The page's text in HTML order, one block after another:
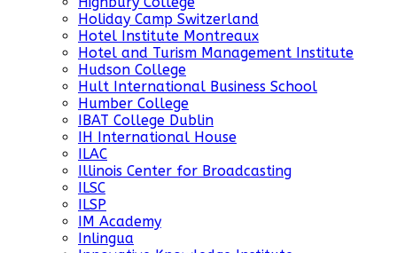
Holiday Camp Switzerland
Hotel Institute Montreaux
Hotel and Turism Management Institute
Hudson College
Hult International Business School
Humber College
IBAT College Dublin
IH International House
ILAC
Illinois Center for Broadcasting
ILSC
ILSP
IM Academy
Inlingua